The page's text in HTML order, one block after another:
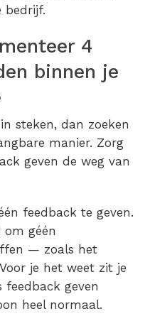
bedrijf.
4
binnen je
steken, dan zoeken
manier. Zorg
geven de weg van
feedback te geven.
géén
— zoals het
je het weet zit je
geven
heel normaal.